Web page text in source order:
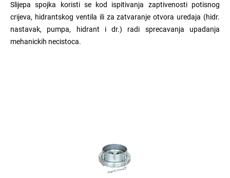
Slijepa spojka koristi se kod ispitivanja zaptivenosti potisnog
crijeva, hidrantskog ventila ili za zatvaranje otvora uredaja (hidr.
nastavak, pumpa, hidrant i dr.) radi sprecavanja upadanja
mehanickih necistoca.